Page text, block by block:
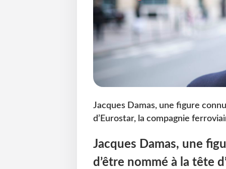
Jacques Damas, une figure
d’Eurostar, la compagnie
Jacques Damas, une
d’être nommé à la tête